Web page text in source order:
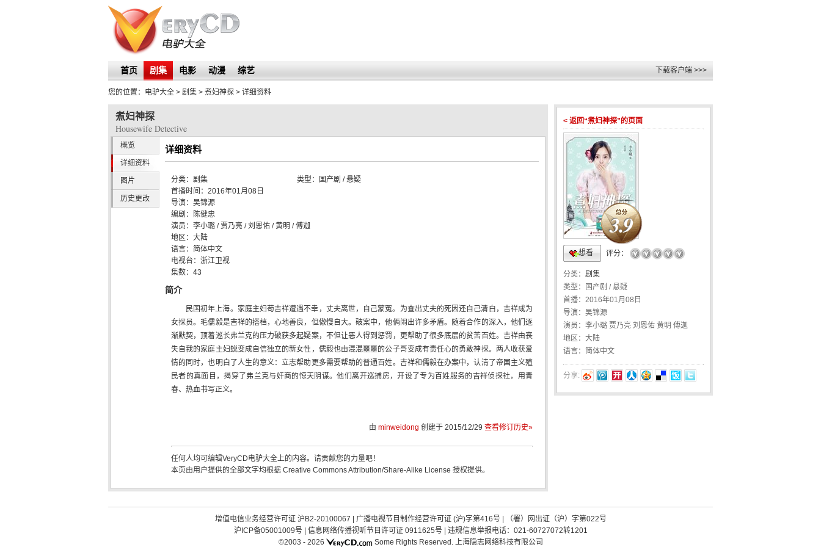
首页 剧集 电影 动漫 综艺 下载客户端 >>>
您的位置： 电驴大全 > 剧集 > 煮妇神探 > 详细资料
煮妇神探
Housewife Detective
概览
详细资料
图片
历史更改
详细资料
分类： 剧集 类型：
国产剧 / 悬疑
首播时间： 2016年01月08日
导演： 吴锦源
编剧：
陈健忠
演员： 李小璐 / 贾乃亮 / 刘恩佑 / 黄明 / 傅迦
地区： 大陆
语言： 简体中文
电视台： 浙江卫视
集数： 43
简介
民国初年上海。家庭主妇苟吉祥遭遇不幸，丈夫离世，自己蒙冤。为查出丈夫的死因还自己清白，吉祥成为
女探员。毛儒毅是吉祥的搭档，心地善良，但傲慢自大。破案中，他俩闹出许多矛盾。随着合作的深入，他们逐
渐默契，顶着巡长弗兰克的压力破获多起疑案，不但让恶人得到惩罚，更帮助了很多底层的贫苦百姓。吉祥由丧
失自我的家庭主妇蜕变成自信独立的新女性，儒毅也由混混噩噩的公子哥变成有责任心的勇敢神探。两人收获爱
情的同时，也明白了人生的意义：立志帮助更多需要帮助的普通百姓。吉祥和儒毅在办案中，认清了帝国主义殖
民者的真面目，揭穿了弗兰克与奸商的惊天阴谋。他们离开巡捕房，开设了专为百姓服务的吉祥侦探社，用青
春、热血书写正义。
由 minweidong 创建于 2015/12/29 查看修订历史»
任何人均可编辑VeryCD电驴大全上的内容。请贡献您的力量吧！
本页由用户提供的全部文字均根据 Creative Commons Attribution/Share-Alike License 授权提供。
< 返回“煮妇神探”的页面
3.9
想看 评分：
☆ ☆ ☆ ☆ ☆
分类： 剧集
类型：
国产剧 / 悬疑
首播： 2016年01月08日
导演： 吴锦源
演员： 李小璐 贾乃亮 刘恩佑 黄明 傅迦
地区： 大陆
语言： 简体中文
分享:
增值电信业务经营许可证 沪B2-20100067 广播电视节目制作经营许可证 (沪)字第416号| （署）网出证（沪）字第022号
沪ICP备05001009号| 信息网络传播视听节目许可证 0911625号| 违规信息举报电话：021-60727072转1201
©2003 - 2026 Some Rights Reserved.上海隐志网络科技有限公司